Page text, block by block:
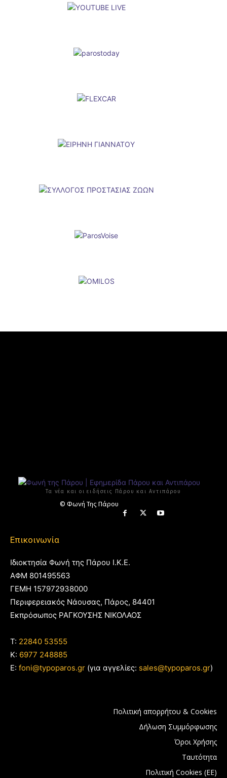
Τα νέα και οι ειδήσεις Πάρου και Αντιπάρου
© Φωνή Της Πάρου
Επικοινωνία
Ιδιοκτησία Φωνή της Πάρου Ι.Κ.Ε.
ΑΦΜ 801495563
ΓΕΜΗ 157972938000
Περιφερειακός Νάουσας, Πάρος, 84401
Εκπρόσωπος ΡΑΓΚΟΥΣΗΣ ΝΙΚΟΛΑΟΣ
T: 22840 53555
Κ: 6977 248885
E: foni@typoparos.gr (για αγγελίες: sales@typoparos.gr)
Πολιτική απορρήτου & Cookies
Δήλωση Συμμόρφωσης
Όροι Χρήσης
Ταυτότητα
Πολιτική Cookies (ΕΕ)